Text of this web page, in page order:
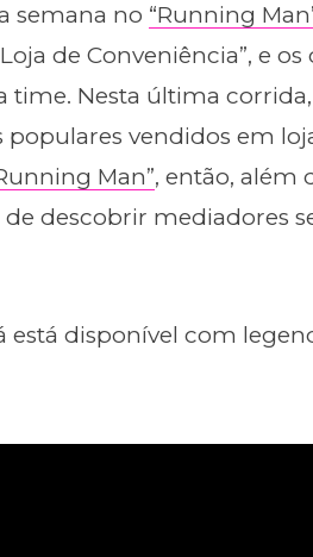
semana no “Running
de Conveniência”, e
time. Nesta última
populares vendidos em
Man”, então, além
descobrir mediadores
está disponível com